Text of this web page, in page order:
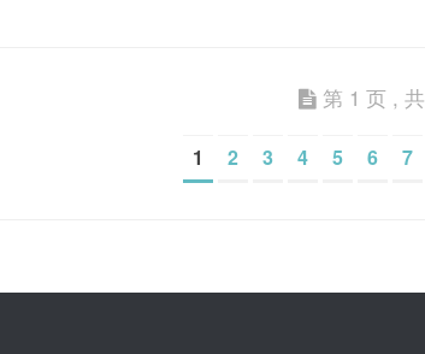
第 1 页 ,
1 2 3 4 5 6 7